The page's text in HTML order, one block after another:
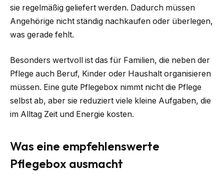
sie regelmäßig geliefert werden. Dadurch müssen
Angehörige nicht ständig nachkaufen oder überlegen,
was gerade fehlt.
Besonders wertvoll ist das für Familien, die neben der
Pflege auch Beruf, Kinder oder Haushalt organisieren
müssen. Eine gute Pflegebox nimmt nicht die Pflege
selbst ab, aber sie reduziert viele kleine Aufgaben, die
im Alltag Zeit und Energie kosten.
Was eine empfehlenswerte
Pflegebox ausmacht